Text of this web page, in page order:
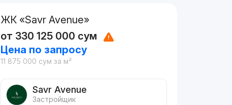
ЖК «Savr Avenue»
от 330 125 000 сум
Цена по запросу
11 875 000 сум за м²
Savr Avenue
Застройщик